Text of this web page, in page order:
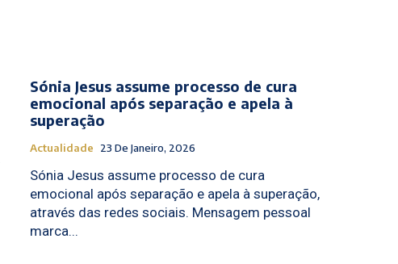
Sónia Jesus assume processo de cura
emocional após separação e apela à
superação
Actualidade 23 De Janeiro, 2026
Sónia Jesus assume processo de cura
emocional após separação e apela à superação,
através das redes sociais. Mensagem pessoal
marca...